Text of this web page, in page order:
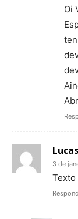
Oi
3 de
Texto